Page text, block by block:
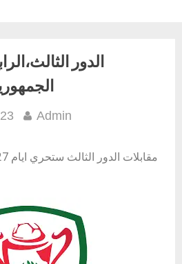
الدور
Admin
مقابلات الدور الثالث ستحري ايام 27-28 ديسمبر 2023